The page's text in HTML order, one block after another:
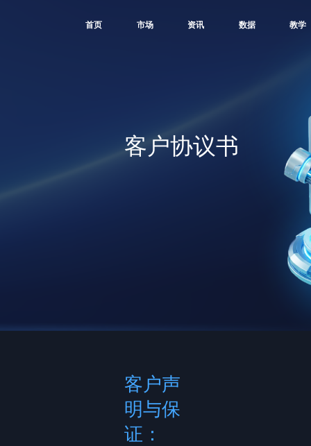
首页 市场 资讯 数据 教学
客户协议书
客户声
明与保
证：